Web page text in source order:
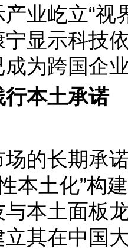
业屹立“视
显示科技
成为跨国企
本土承诺
的长期承
本土化”构
与本土面板
其在中国